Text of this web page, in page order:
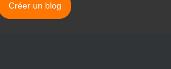
Créer un blog